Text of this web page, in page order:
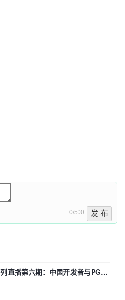
0/500 发 布
直播第六期：中国开发者与PG内
献了什么？